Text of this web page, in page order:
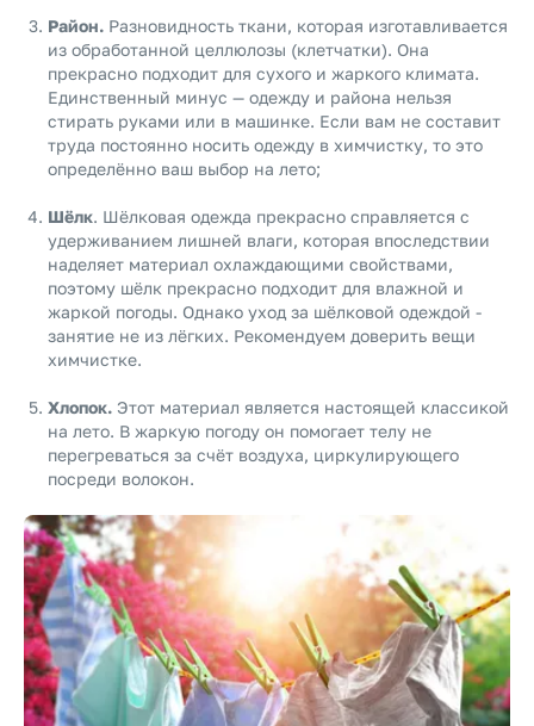
Район. Разновидность ткани, которая изготавливается
из обработанной целлюлозы (клетчатки). Она
прекрасно подходит для сухого и жаркого климата.
Единственный минус — одежду и района нельзя
стирать руками или в машинке. Если вам не составит
труда постоянно носить одежду в химчистку, то это
определённо ваш выбор на лето;
Шёлк. Шёлковая одежда прекрасно справляется с
удерживанием лишней влаги, которая впоследствии
наделяет материал охлаждающими свойствами,
поэтому шёлк прекрасно подходит для влажной и
жаркой погоды. Однако уход за шёлковой одеждой -
занятие не из лёгких. Рекомендуем доверить вещи
химчистке.
Хлопок. Этот материал является настоящей классикой
на лето. В жаркую погоду он помогает телу не
перегреваться за счёт воздуха, циркулирующего
посреди волокон.